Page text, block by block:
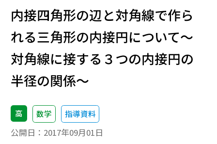
内接四角形の辺と対角線で作ら
れる三角形の内接円について～
対角線に接する３つの内接円の
半径の関係～
高 数学 指導資料
公開日： 2017年09月01日